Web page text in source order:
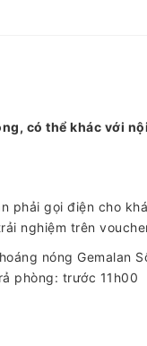
có thể khác với
phải gọi điện cho
nghiệm trên
nóng Gemalan
phòng: trước 11h00